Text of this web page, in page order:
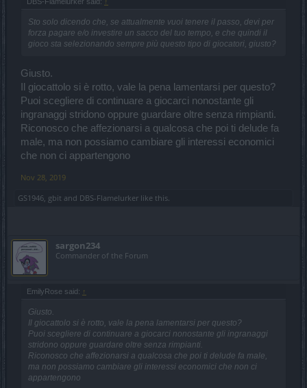
Sto solo dicendo che, se attualmente vuoi tenere il passo, devi per
forza pagare e/o investire un sacco del tuo tempo, e che quindi il
gioco sta selezionando sempre più questo tipo di giocatori, giusto?
Giusto.
Il giocattolo si è rotto, vale la pena lamentarsi per questo?
Puoi scegliere di continuare a giocarci nonostante gli
ingranaggi stridono oppure guardare oltre senza rimpianti.
Riconosco che affezionarsi a qualcosa che poi ti delude fa
male, ma non possiamo cambiare gli interessi economici
che non ci appartengono
Nov 28, 2019
GS1946, gbit and DBS-Flamelurker like this.
sargon234
Commander of the Forum
EmilyRose said: ↑
Giusto.
Il giocattolo si è rotto, vale la pena lamentarsi per questo?
Puoi scegliere di continuare a giocarci nonostante gli ingranaggi
stridono oppure guardare oltre senza rimpianti.
Riconosco che affezionarsi a qualcosa che poi ti delude fa male,
ma non possiamo cambiare gli interessi economici che non ci
appartengono